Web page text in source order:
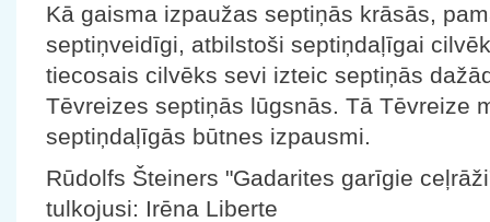
Kā gaisma izpaužas septiņās krāsās,
septiņveidīgi, atbilstoši septiņdaļīgai
tiecosais cilvēks sevi izteic septiņās
Tēvreizes septiņās lūgsnās. Tā Tēvreize
septiņdaļīgās būtnes izpausmi.
Rūdolfs Šteiners "Gadarites garīgie
tulkojusi: Irēna Liberte